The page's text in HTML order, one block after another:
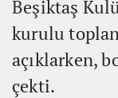
Beşiktaş
kurulu
açıklarken,
çekti.